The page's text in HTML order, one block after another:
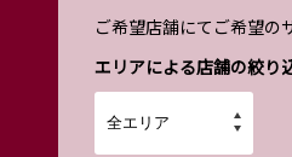
ご希望店舗にてご希望の
エリアによる店舗の絞り